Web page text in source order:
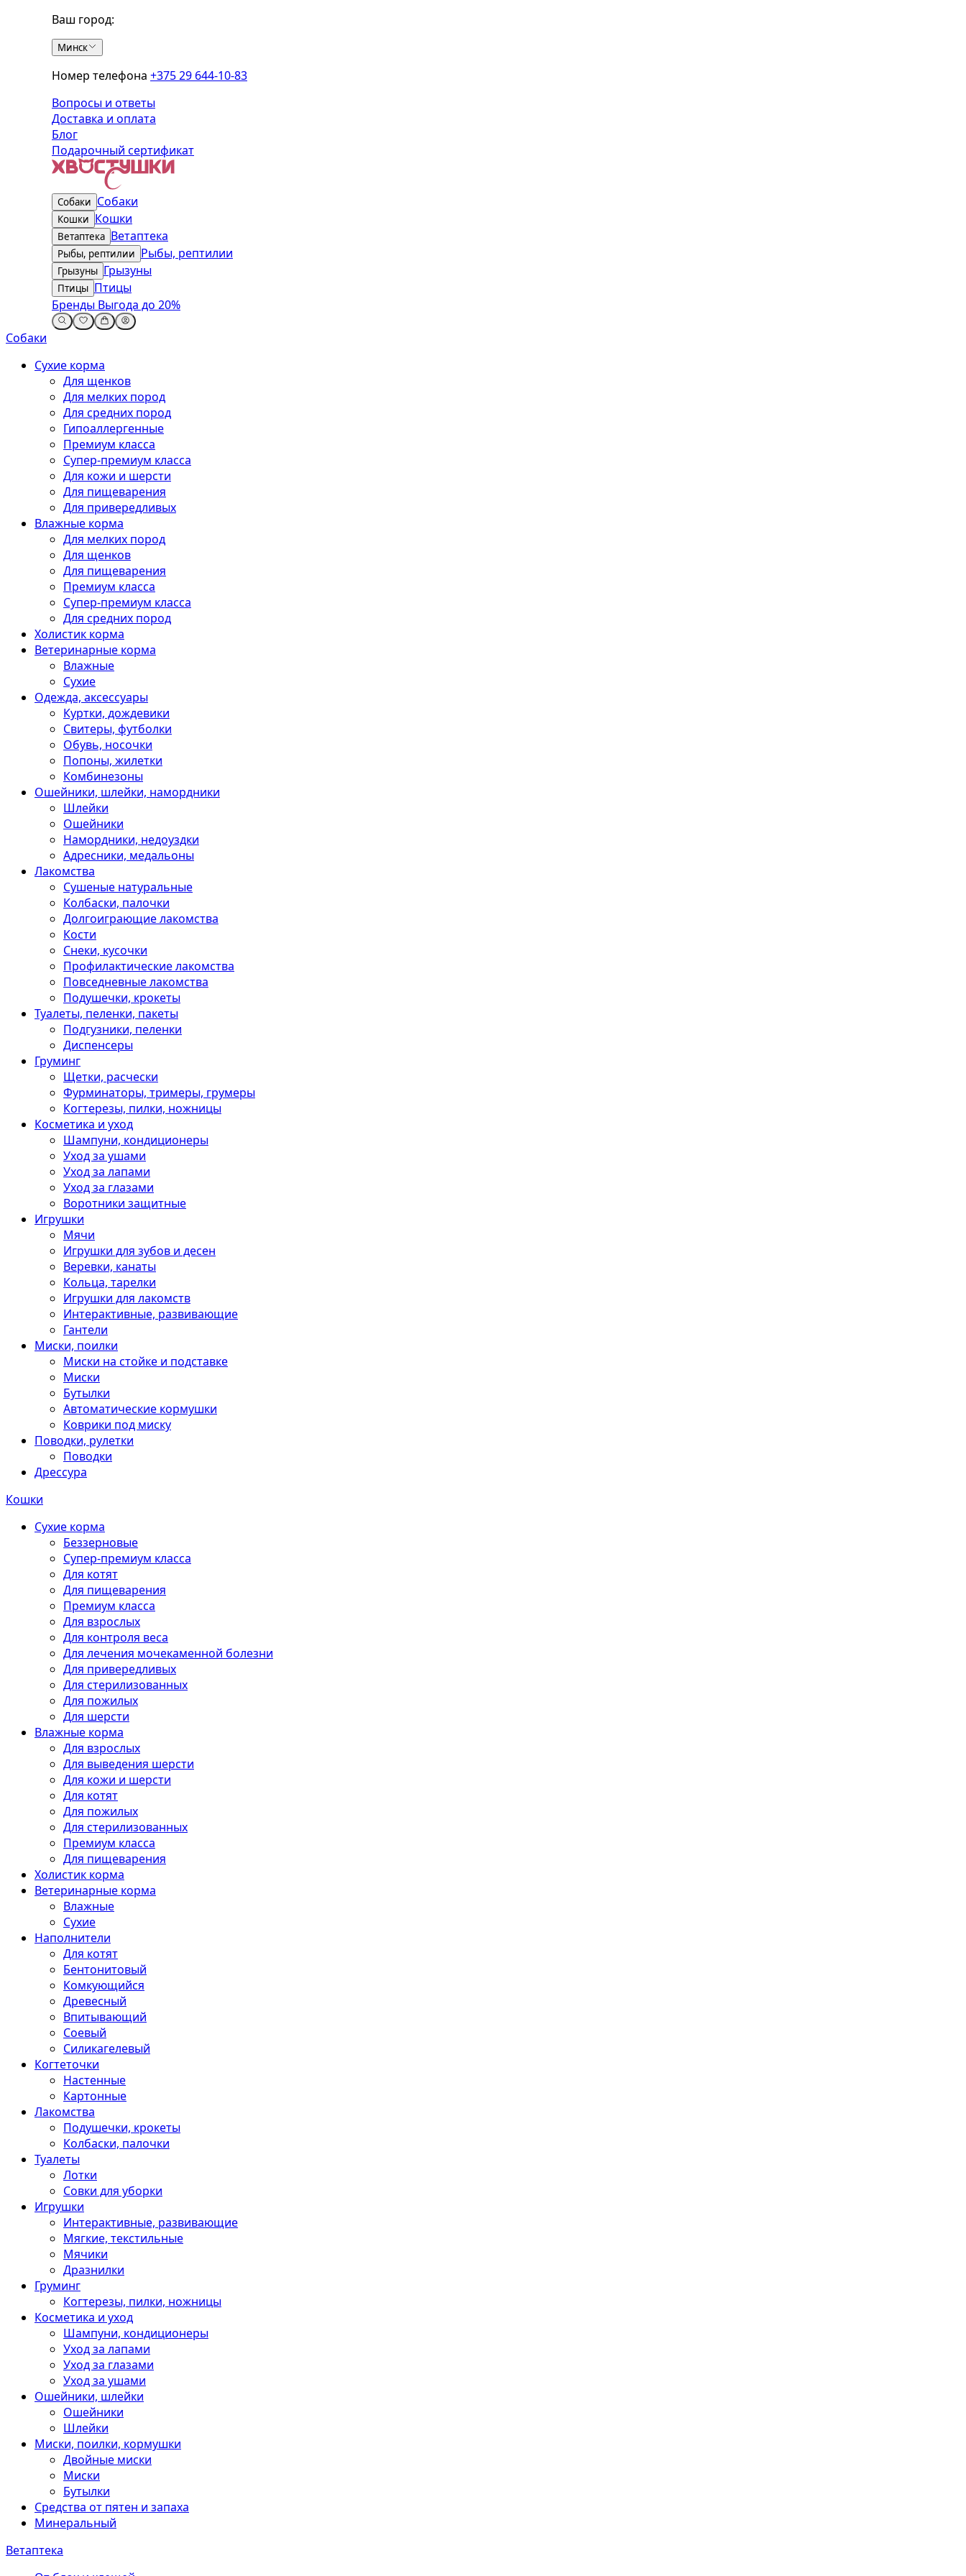
Ваш город:
Минск
Номер телефона +375 29 644-10-83
Вопросы и ответы
Доставка и оплата
Блог
Подарочный сертификат
Собаки Собаки
Кошки Кошки
Ветаптека Ветаптека
Рыбы, рептилии Рыбы, рептилии
Грызуны Грызуны
Птицы Птицы
Бренды Выгода до 20%
Собаки
Сухие корма
Для щенков
Для мелких пород
Для средних пород
Гипоаллергенные
Премиум класса
Супер-премиум класса
Для кожи и шерсти
Для пищеварения
Для привередливых
Влажные корма
Для мелких пород
Для щенков
Для пищеварения
Премиум класса
Супер-премиум класса
Для средних пород
Холистик корма
Ветеринарные корма
Влажные
Сухие
Одежда, аксессуары
Куртки, дождевики
Свитеры, футболки
Обувь, носочки
Попоны, жилетки
Комбинезоны
Ошейники, шлейки, намордники
Шлейки
Ошейники
Намордники, недоуздки
Адресники, медальоны
Лакомства
Сушеные натуральные
Колбаски, палочки
Долгоиграющие лакомства
Кости
Снеки, кусочки
Профилактические лакомства
Повседневные лакомства
Подушечки, крокеты
Туалеты, пеленки, пакеты
Подгузники, пеленки
Диспенсеры
Груминг
Щетки, расчески
Фурминаторы, тримеры, грумеры
Когтерезы, пилки, ножницы
Косметика и уход
Шампуни, кондиционеры
Уход за ушами
Уход за лапами
Уход за глазами
Воротники защитные
Игрушки
Мячи
Игрушки для зубов и десен
Веревки, канаты
Кольца, тарелки
Игрушки для лакомств
Интерактивные, развивающие
Гантели
Миски, поилки
Миски на стойке и подставке
Миски
Бутылки
Автоматические кормушки
Коврики под миску
Поводки, рулетки
Поводки
Дрессура
Кошки
Сухие корма
Беззерновые
Супер-премиум класса
Для котят
Для пищеварения
Премиум класса
Для взрослых
Для контроля веса
Для лечения мочекаменной болезни
Для привередливых
Для стерилизованных
Для пожилых
Для шерсти
Влажные корма
Для взрослых
Для выведения шерсти
Для кожи и шерсти
Для котят
Для пожилых
Для стерилизованных
Премиум класса
Для пищеварения
Холистик корма
Ветеринарные корма
Влажные
Сухие
Наполнители
Для котят
Бентонитовый
Комкующийся
Древесный
Впитывающий
Соевый
Силикагелевый
Когтеточки
Настенные
Картонные
Лакомства
Подушечки, крокеты
Колбаски, палочки
Туалеты
Лотки
Совки для уборки
Игрушки
Интерактивные, развивающие
Мягкие, текстильные
Мячики
Дразнилки
Груминг
Когтерезы, пилки, ножницы
Косметика и уход
Шампуни, кондиционеры
Уход за лапами
Уход за глазами
Уход за ушами
Ошейники, шлейки
Ошейники
Шлейки
Миски, поилки, кормушки
Двойные миски
Миски
Бутылки
Средства от пятен и запаха
Минеральный
Ветаптека